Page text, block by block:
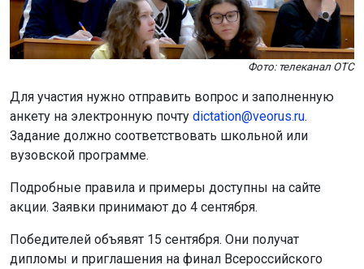
Фото: телеканал ОТС
Для участия нужно отправить вопрос и заполненную
анкету на электронную почту dictation@veorus.ru.
Задание должно соответствовать школьной или
вузовской программе.
Подробные правила и примеры доступны на сайте
акции. Заявки принимают до 4 сентября.
Победителей объявят 15 сентября. Они получат
дипломы и приглашения на финал Всероссийского